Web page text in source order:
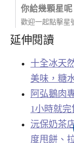
你給幾顆星呢
歡迎一起點擊星
延伸閱讀
十全冰天
美味，糖
阿弘鵝肉
1小時就完
沅保奶茶
度甩餅、